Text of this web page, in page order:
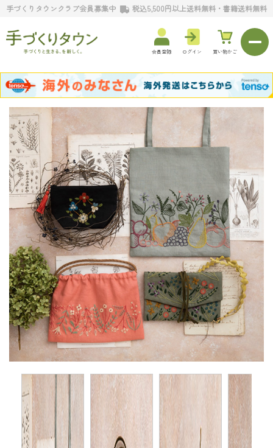
手づくりタウンクラブ会員募集中 税込5,500円以上送料無料・書籍送料無料
会員登録 ログイン 買い物かご